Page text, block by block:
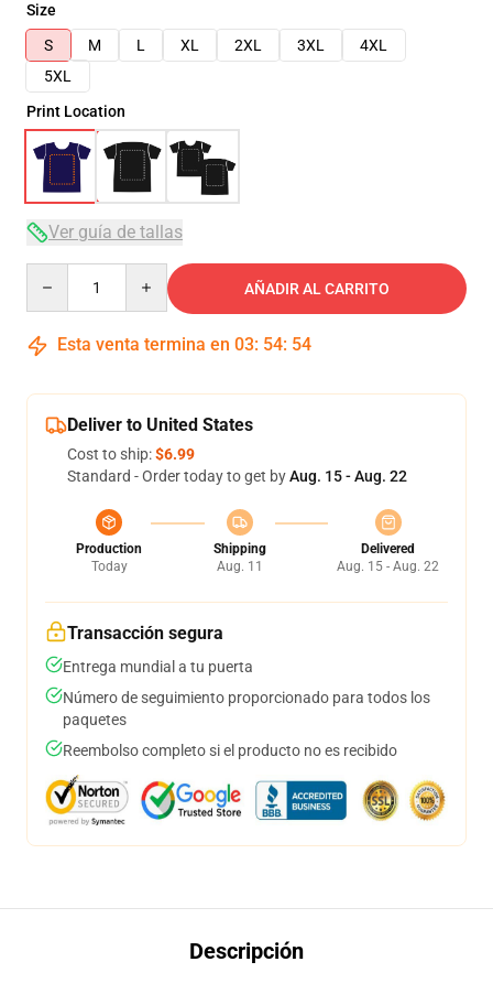
Size
S
M L XL 2XL 3XL
4XL
5XL
Print Location
Ver guía de tallas
AÑADIR AL CARRITO
Esta venta termina en 03: 54: 54
Deliver to United States
Cost to ship:$6.99
Standard - Order today to get byAug. 15 - Aug. 22
Production
Today
Shipping
Aug. 11
Delivered
Aug. 15 - Aug. 22
Transacción segura
Entrega mundial a tu puerta
Número de seguimiento proporcionado para todos los
paquetes
Reembolso completo si el producto no es recibido
Descripción